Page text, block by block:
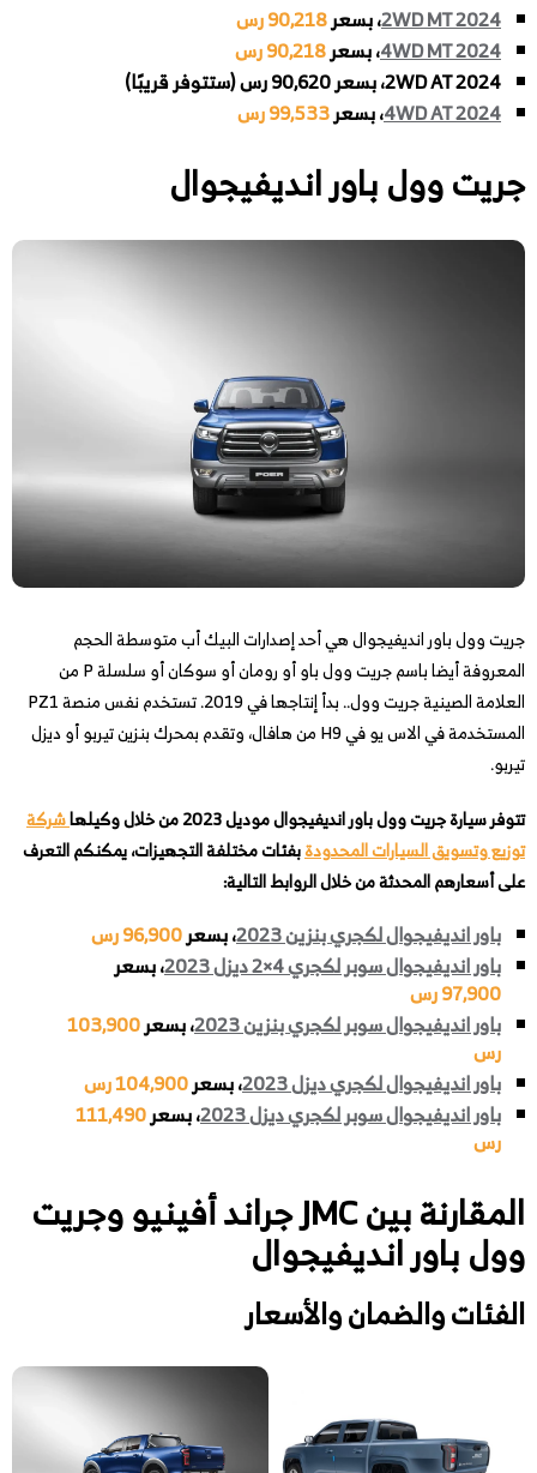
2WD MT 2024، بسعر90,218 رس
4WD MT 2024، بسعر90,218 رس
2WD AT 2024، بسعر 90,620 رس (ستتوفر قريبًا)
4WD AT 2024، بسعر99,533 رس
جريت وول باور انديفيجوال
جريت وول باور انديفيجوال هي أحد إصدارات البيك أب متوسطة الحجم
المعروفة أيضا باسم جريت وول باو أو رومان أو سوكان أو سلسلة P من
العلامة الصينية جريت وول.. بدأ إنتاجها في 2019. تستخدم نفس منصة PZ1
المستخدمة في الاس يو في H9 من هافال، وتقدم بمحرك بنزين تيربو أو ديزل
تيربو.
تتوفر سيارة جريت وول باور انديفيجوال موديل 2023 من خلال وكيلها
شركة
توزيع وتسويق السيارات المحدودةبفئات مختلفة التجهيزات، يمكنكم التعرف
على أسعارهم المحدثة من خلال الروابط التالية:
باور انديفيجوال لكجري بنزين 2023 ، بسعر96,900 رس
باور انديفيجوال سوبر لكجري 4×2 ديزل 2023
، بسعر
97,900 رس
باور انديفيجوال سوبر لكجري بنزين 2023
، بسعر103,900
رس
باور انديفيجوال لكجري ديزل 2023
، بسعر104,900 رس
باور انديفيجوال سوبر لكجري ديزل 2023
، بسعر111,490
رس
المقارنة بين JMC جراند أفينيو وجريت
وول باور انديفيجوال
الفئات والضمان والأسعار